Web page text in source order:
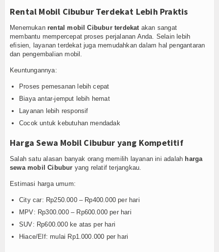
Rental Mobil Cibubur Terdekat Lebih Praktis
Menemukan rental mobil Cibubur terdekatakan sangat
membantu mempercepat proses perjalanan Anda. Selain lebih
efisien, layanan terdekat juga memudahkan dalam hal pengantaran
dan pengembalian mobil.
Keuntungannya:
Proses pemesanan lebih cepat
Biaya antar-jemput lebih hemat
Layanan lebih responsif
Cocok untuk kebutuhan mendadak
Harga Sewa Mobil Cibubur yang Kompetitif
Salah satu alasan banyak orang memilih layanan ini adalah harga
sewa mobil Cibubur yang relatif terjangkau.
Estimasi harga umum:
City car: Rp250.000 – Rp400.000 per hari
MPV: Rp300.000 – Rp600.000 per hari
SUV: Rp600.000 ke atas per hari
Hiace/Elf: mulai Rp1.000.000 per hari